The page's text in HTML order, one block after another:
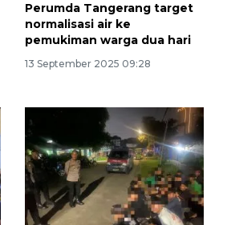
Perumda Tangerang target
normalisasi air ke
pemukiman warga dua hari
13 September 2025 09:28